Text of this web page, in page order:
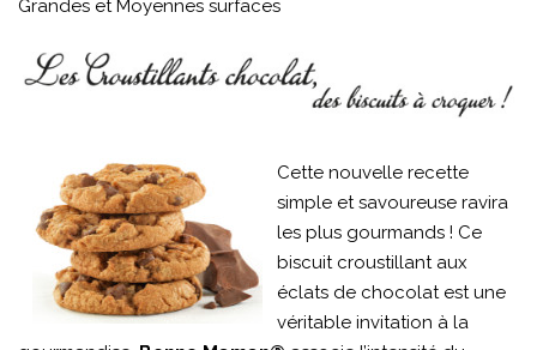
Grandes et Moyennes surfaces
Cette nouvelle recette
simple et savoureuse ravira
les plus gourmands ! Ce
biscuit croustillant aux
éclats de chocolat est une
véritable invitation à la